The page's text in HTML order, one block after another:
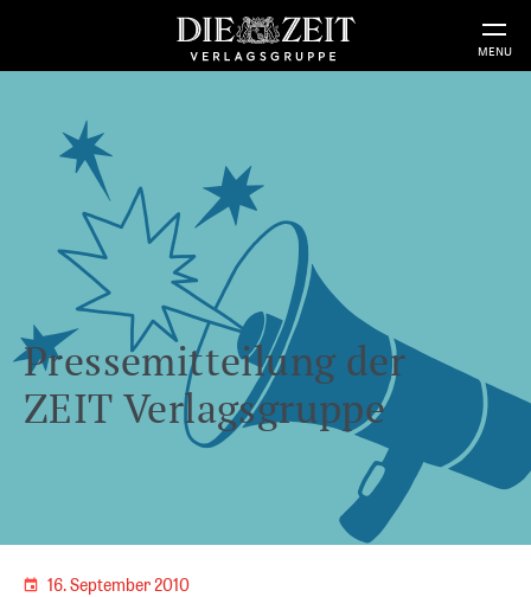
MENU
Pressemitteilung der
ZEIT Verlagsgruppe
16. September 2010